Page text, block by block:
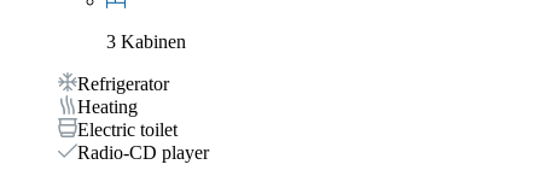
3 Kabinen
Refrigerator
Heating
Electric toilet
Radio-CD player